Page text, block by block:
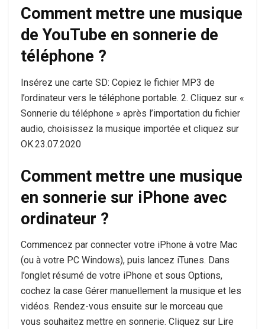
Comment mettre une musique
de YouTube en sonnerie de
téléphone ?
Insérez une carte SD: Copiez le fichier MP3 de
l’ordinateur vers le téléphone portable. 2. Cliquez sur «
Sonnerie du téléphone » après l’importation du fichier
audio, choisissez la musique importée et cliquez sur
OK.23.07.2020
Comment mettre une musique
en sonnerie sur iPhone avec
ordinateur ?
Commencez par connecter votre iPhone à votre Mac
(ou à votre PC Windows), puis lancez iTunes. Dans
l’onglet résumé de votre iPhone et sous Options,
cochez la case Gérer manuellement la musique et les
vidéos. Rendez-vous ensuite sur le morceau que
vous souhaitez mettre en sonnerie. Cliquez sur Lire